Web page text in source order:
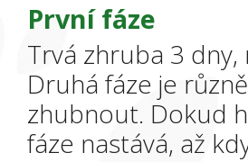
První fáze
Trvá zhruba 3
Druhá fáze je
zhubnout. Dokud
fáze nastává, až